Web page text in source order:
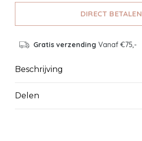
DIRECT BETALEN
Gratis verzending Vanaf €75,-
Beschrijving
Delen